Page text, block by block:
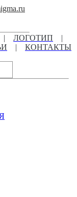
| ЛОГОТИП
|
| КОНТАКТЫ